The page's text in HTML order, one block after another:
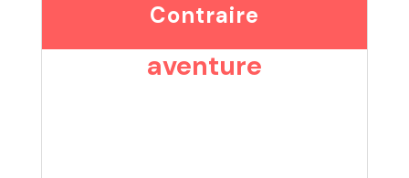
Contraire
aventure